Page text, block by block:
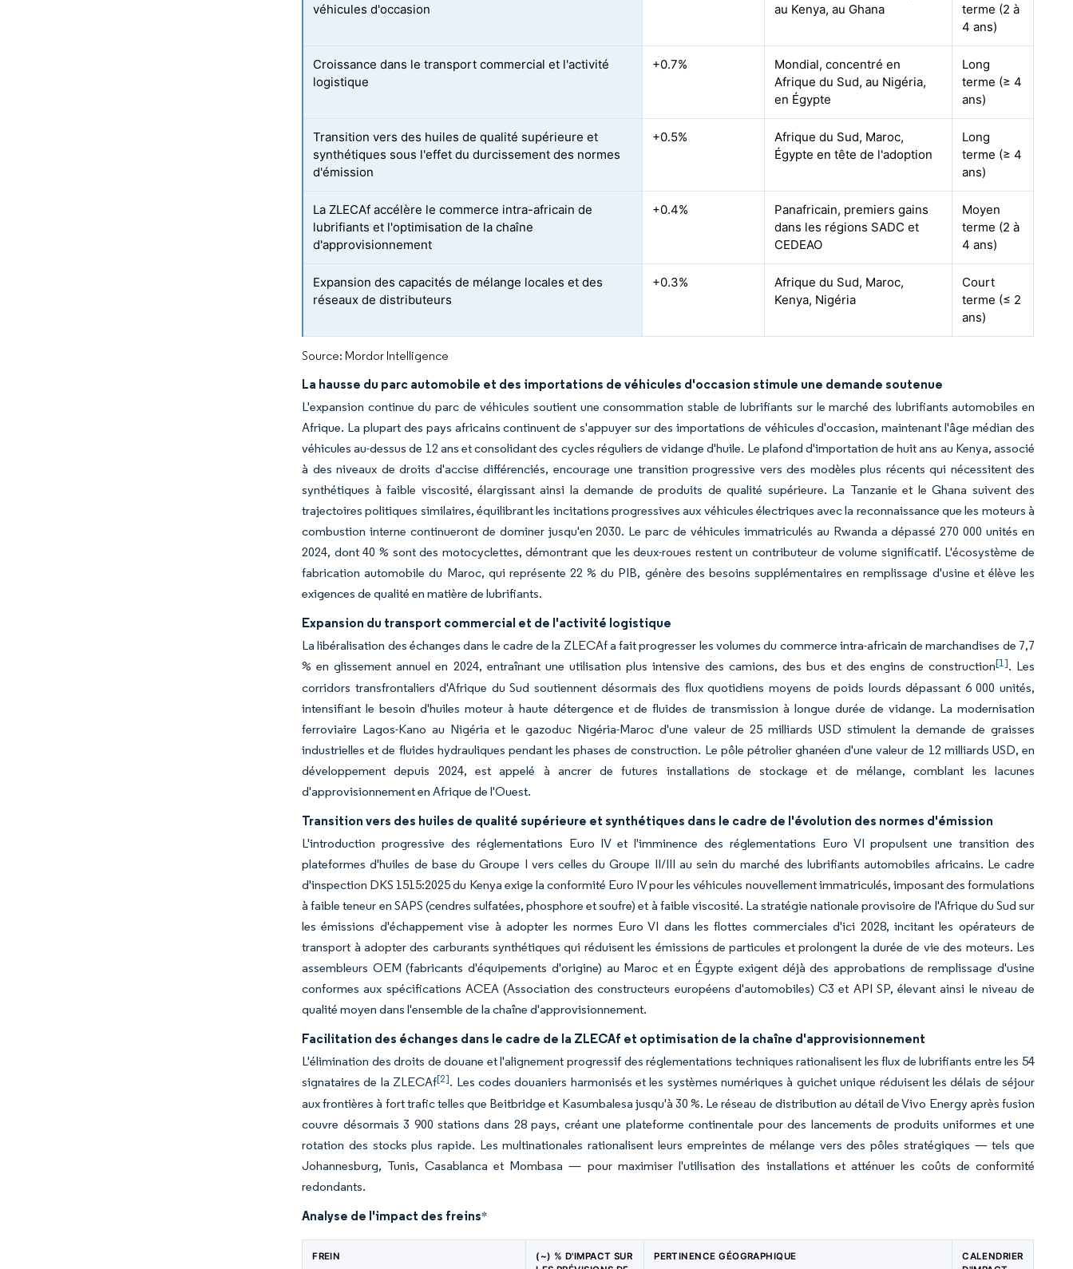
véhicules d'occasion
au Kenya, au Ghana
terme (2 à
4 ans)
Croissance dans le transport commercial et l'activité
logistique
+0.7%
Mondial, concentré en
Afrique du Sud, au Nigéria,
en Égypte
Long
terme (≥ 4
ans)
Transition vers des huiles de qualité supérieure et
synthétiques sous l'effet du durcissement des normes
d'émission
+0.5%
Afrique du Sud, Maroc,
Égypte en tête de l'adoption
Long
terme (≥ 4
ans)
La ZLECAf accélère le commerce intra-africain de
lubrifiants et l'optimisation de la chaîne
d'approvisionnement
+0.4%
Panafricain, premiers gains
dans les régions SADC et
CEDEAO
Moyen
terme (2 à
4 ans)
Expansion des capacités de mélange locales et des
réseaux de distributeurs
+0.3%
Afrique du Sud, Maroc,
Kenya, Nigéria
Court
terme (≤ 2
ans)
Source: Mordor Intelligence
La hausse du parc automobile et des importations de véhicules d'occasion stimule une demande soutenue
L'expansion continue du parc de véhicules soutient une consommation stable de lubrifiants sur le marché des lubrifiants automobiles en
Afrique. La plupart des pays africains continuent de s'appuyer sur des importations de véhicules d'occasion, maintenant l'âge médian des
véhicules au-dessus de 12 ans et consolidant des cycles réguliers de vidange d'huile. Le plafond d'importation de huit ans au Kenya, associé
à des niveaux de droits d'accise différenciés, encourage une transition progressive vers des modèles plus récents qui nécessitent des
synthétiques à faible viscosité, élargissant ainsi la demande de produits de qualité supérieure. La Tanzanie et le Ghana suivent des
trajectoires politiques similaires, équilibrant les incitations progressives aux véhicules électriques avec la reconnaissance que les moteurs à
combustion interne continueront de dominer jusqu'en 2030. Le parc de véhicules immatriculés au Rwanda a dépassé 270 000 unités en
2024, dont 40 % sont des motocyclettes, démontrant que les deux-roues restent un contributeur de volume significatif. L'écosystème de
fabrication automobile du Maroc, qui représente 22 % du PIB, génère des besoins supplémentaires en remplissage d'usine et élève les
exigences de qualité en matière de lubrifiants.
Expansion du transport commercial et de l'activité logistique
La libéralisation des échanges dans le cadre de la ZLECAf a fait progresser les volumes du commerce intra-africain de marchandises de 7,7
% en glissement annuel en 2024, entraînant une utilisation plus intensive des camions, des bus et des engins de construction[1]. Les
corridors transfrontaliers d'Afrique du Sud soutiennent désormais des flux quotidiens moyens de poids lourds dépassant 6 000 unités,
intensifiant le besoin d'huiles moteur à haute détergence et de fluides de transmission à longue durée de vidange. La modernisation
ferroviaire Lagos-Kano au Nigéria et le gazoduc Nigéria-Maroc d'une valeur de 25 milliards USD stimulent la demande de graisses
industrielles et de fluides hydrauliques pendant les phases de construction. Le pôle pétrolier ghanéen d'une valeur de 12 milliards USD, en
développement depuis 2024, est appelé à ancrer de futures installations de stockage et de mélange, comblant les lacunes
d'approvisionnement en Afrique de l'Ouest.
Transition vers des huiles de qualité supérieure et synthétiques dans le cadre de l'évolution des normes d'émission
L'introduction progressive des réglementations Euro IV et l'imminence des réglementations Euro VI propulsent une transition des
plateformes d'huiles de base du Groupe I vers celles du Groupe II/III au sein du marché des lubrifiants automobiles africains. Le cadre
d'inspection DKS 1515:2025 du Kenya exige la conformité Euro IV pour les véhicules nouvellement immatriculés, imposant des formulations
à faible teneur en SAPS (cendres sulfatées, phosphore et soufre) et à faible viscosité. La stratégie nationale provisoire de l'Afrique du Sud sur
les émissions d'échappement vise à adopter les normes Euro VI dans les flottes commerciales d'ici 2028, incitant les opérateurs de
transport à adopter des carburants synthétiques qui réduisent les émissions de particules et prolongent la durée de vie des moteurs. Les
assembleurs OEM (fabricants d'équipements d'origine) au Maroc et en Égypte exigent déjà des approbations de remplissage d'usine
conformes aux spécifications ACEA (Association des constructeurs européens d'automobiles) C3 et API SP, élevant ainsi le niveau de
qualité moyen dans l'ensemble de la chaîne d'approvisionnement.
Facilitation des échanges dans le cadre de la ZLECAf et optimisation de la chaîne d'approvisionnement
L'élimination des droits de douane et l'alignement progressif des réglementations techniques rationalisent les flux de lubrifiants entre les 54
signataires de la ZLECAf[2]. Les codes douaniers harmonisés et les systèmes numériques à guichet unique réduisent les délais de séjour
aux frontières à fort trafic telles que Beitbridge et Kasumbalesa jusqu'à 30 %. Le réseau de distribution au détail de Vivo Energy après fusion
couvre désormais 3 900 stations dans 28 pays, créant une plateforme continentale pour des lancements de produits uniformes et une
rotation des stocks plus rapide. Les multinationales rationalisent leurs empreintes de mélange vers des pôles stratégiques — tels que
Johannesburg, Tunis, Casablanca et Mombasa — pour maximiser l'utilisation des installations et atténuer les coûts de conformité
redondants.
Analyse de l'impact des freins*
FREIN
(~) % D'IMPACT SUR
PERTINENCE GÉOGRAPHIQUE
CALENDRIER